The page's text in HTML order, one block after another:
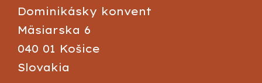
Dominikásky konvent
Mäsiarska 6
040 01 Košice
Slovakia